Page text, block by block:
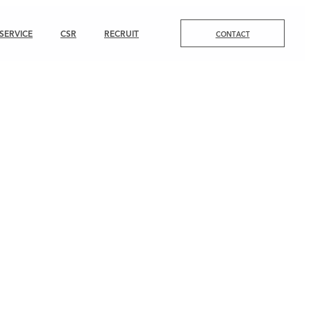
SERVICE CSR RECRUIT CONTACT